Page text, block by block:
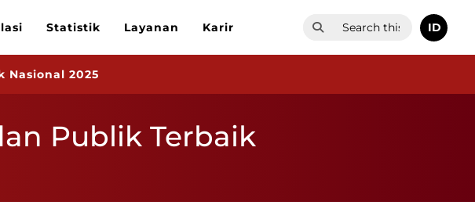
Statistik Layanan Karir ID
Nasional 2025
Publik Terbaik